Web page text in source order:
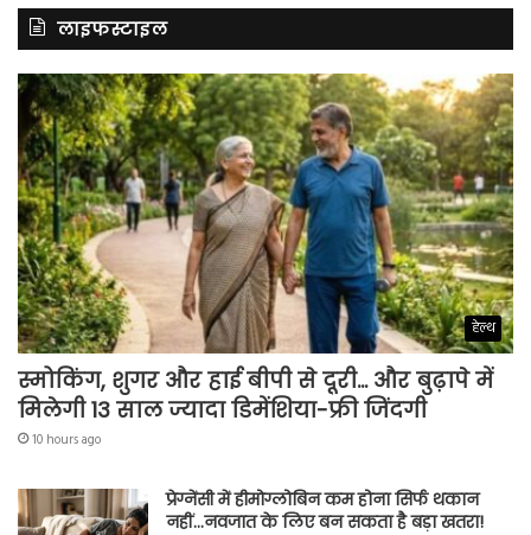
लाइफस्टाइल
हेल्थ
स्मोकिंग, शुगर और हाई बीपी से दूरी… और बुढ़ापे में
मिलेगी 13 साल ज्यादा डिमेंशिया-फ्री जिंदगी
10 hours ago
प्रेग्नेंसी में हीमोग्लोबिन कम होना सिर्फ थकान
नहीं…नवजात के लिए बन सकता है बड़ा खतरा!